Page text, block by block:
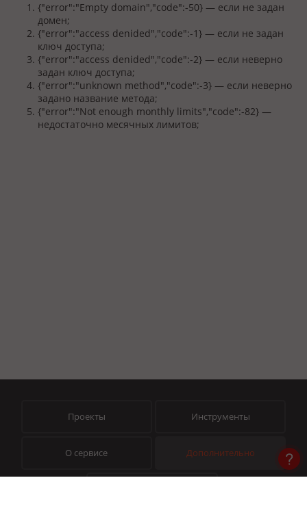
{"error":"Empty domain","code":-50} — если не задан
домен;
{"error":"access denided","code":-1} — если не задан
ключ доступа;
{"error":"access denided","code":-2} — если неверно
задан ключ доступа;
{"error":"unknown method","code":-3} — если неверно
задано название метода;
{"error":"Not enough monthly limits","code":-82} —
недостаточно месячных лимитов;
Проекты Инструменты
О сервисе Дополнительно